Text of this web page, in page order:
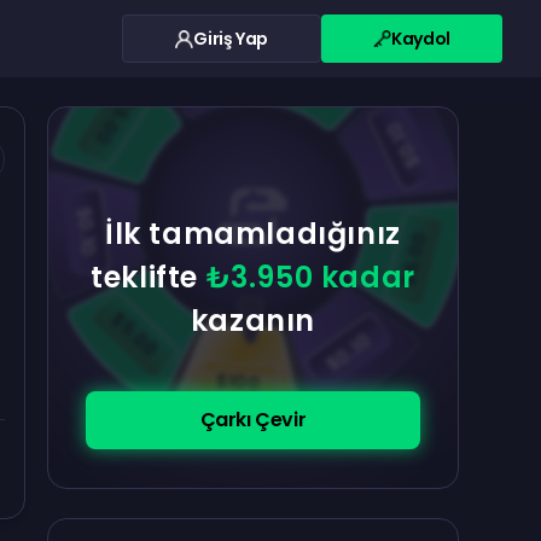
Giriş Yap Kaydol
İlk tamamladığınız
teklifte ₺3.950 kadar
kazanın
Çarkı Çevir
$100
$5.00
$5.00
$0.10 $5.00
$5.00